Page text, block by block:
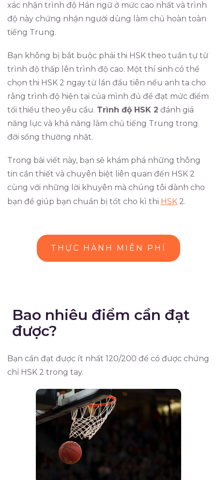
xác nhận trình độ Hán ngữ ở mức cao nhất và trình
độ này chứng nhận người dùng làm chủ hoàn toàn
tiếng Trung.
Bạn không bị bắt buộc phải thi HSK theo tuần tự từ
trình độ thấp lên trình độ cao. Một thí sinh có thể
chọn thi HSK 2 ngay từ lần đầu tiên nếu anh ta cho
rằng trình độ hiện tại của mình đủ để đạt mức điểm
tối thiểu theo yêu cầu. Trình độ HSK 2 đánh giá
năng lực và khả năng làm chủ tiếng Trung trong
đời sống thường nhật.
Trong bài viết này, bạn sẽ khám phá những thông
tin cần thiết và chuyên biệt liên quan đến HSK 2
cùng với những lời khuyên mà chúng tôi dành cho
bạn để giúp bạn chuẩn bị tốt cho kì thi HSK 2.
THỰC HÀNH MIỄN PHÍ
Bao nhiêu điểm cần đạt
được?
Bạn cần đạt được ít nhất 120/200 để có được chứng
chỉ HSK 2 trong tay.